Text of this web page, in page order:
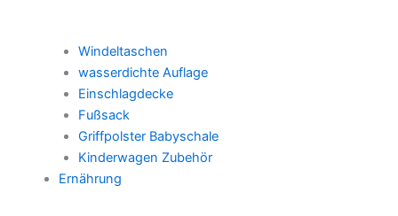
Windeltaschen
wasserdichte Auflage
Einschlagdecke
Fußsack
Griffpolster Babyschale
Kinderwagen Zubehör
Ernährung